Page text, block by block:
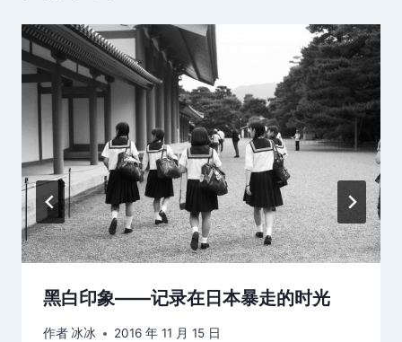
黑白印象——记录在日本暴走的时光
作者 冰冰 2016 年 11 月 15 日